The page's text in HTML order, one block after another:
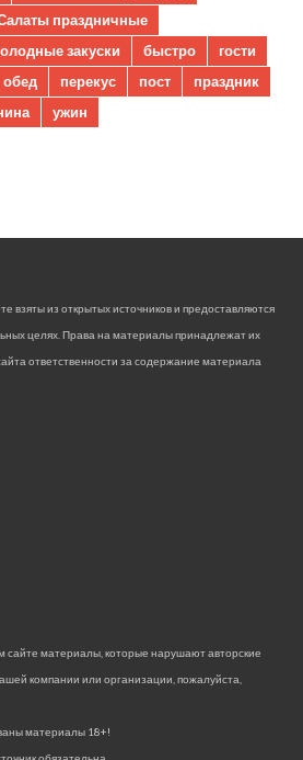
праздничные
закуски быстро
гости
обед перекус пост
праздник
ужин
взяты из открытых источников и предоставляются
целях. Права на материалы принадлежат их
ответственности за содержание материала
материалы, которые нарушают авторские
компании или организации, пожалуйста,
материалы 18+!